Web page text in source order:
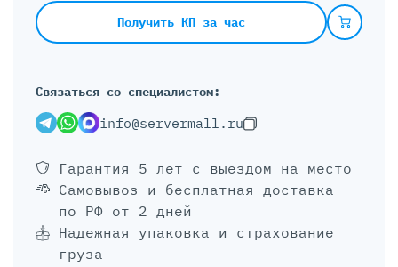
Получить КП за час
Связаться со специалистом:
info@servermall.ru
Гарантия 5 лет с выездом на место
Самовывоз и бесплатная доставка
по РФ от 2 дней
Надежная упаковка и страхование
груза